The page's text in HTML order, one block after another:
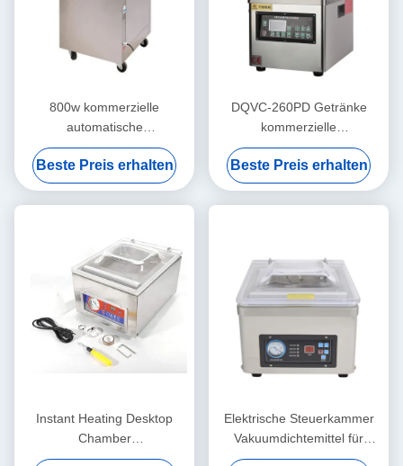
800w kommerzielle
automatische
Vakuumverpackungsmaschine
für Brot und Fleisch
Beste Preis erhalten
DQVC-260PD Getränke
kommerzielle
Vakuumverpackungsmaschine
Hochleistungs
Vakuumversiegelungsmaschine
Beste Preis erhalten
Instant Heating Desktop
Chamber
Vakuumverpackungsmaschine
Elektrische Steuerkammer
Vakuumdichtemittel für
Haushalts- und